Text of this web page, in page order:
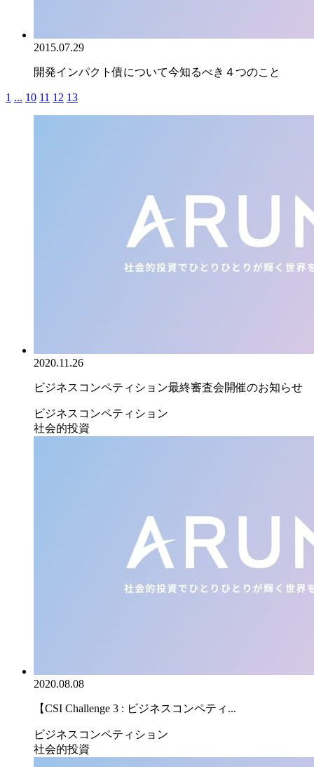
2015.07.29
開発インパクト債について今知るべき４つのこと
1 ... 10 11 12 13
2020.11.26
ビジネスコンペティション最終審査会開催のお知らせ
ビジネスコンペティション
社会的投資
2020.08.08
【CSI Challenge 3 : ビジネスコンペティ...
ビジネスコンペティション
社会的投資